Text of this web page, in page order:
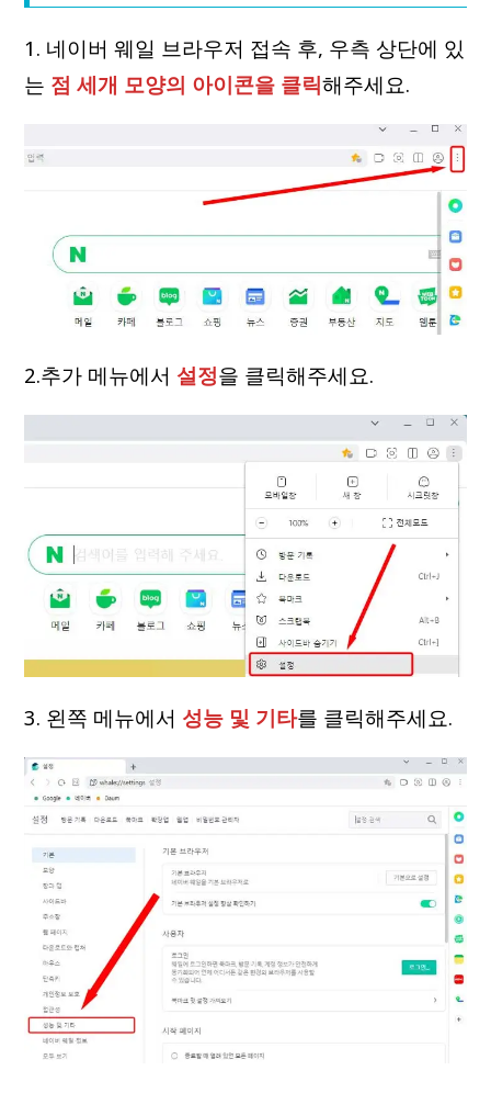
1. 네이버 웨일 브라우저 접속 후, 우측 상단에 있
는 점 세개 모양의 아이콘을 클릭해주세요.
2.추가 메뉴에서설정을 클릭해주세요.
3. 왼쪽 메뉴에서 성능 및 기타를 클릭해주세요.